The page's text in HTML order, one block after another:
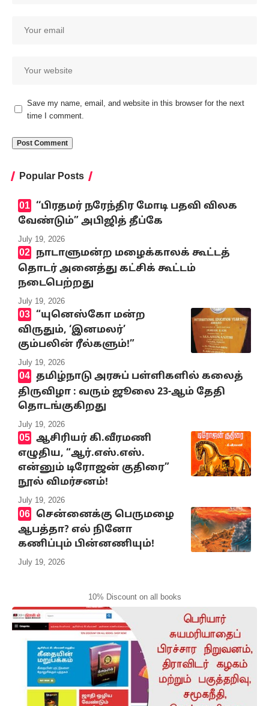
Save my name, email, and website in this browser for the next
time I comment.
Popular Posts
‘‘பிரதமர் நரேந்திர மோடி பதவி விலக
வேண்டும்” அபிஜித் தீப்கே
July 19, 2026
நாடாளுமன்ற மழைக்காலக் கூட்டத்
தொடர் அனைத்து கட்சிக் கூட்டம்
நடைபெற்றது
July 19, 2026
“யுனெஸ்கோ மன்ற
விருதும், ‘இனமலர்’
கும்பலின் ரீல்களும்!”
July 19, 2026
தமிழ்நாடு அரசுப் பள்ளிகளில் கலைத்
திருவிழா : வரும் ஜூலை 23-ஆம் தேதி
தொடங்குகிறது
July 19, 2026
ஆசிரியர் கி.வீரமணி
எழுதிய, “ஆர்.எஸ்.எஸ்.
என்னும் டிரோஜன் குதிரை”
நூல் விமர்சனம்!
July 19, 2026
சென்னைக்கு பெருமழை
ஆபத்தா? எல் நினோ
கணிப்பும் பின்னணியும்!
July 19, 2026
10% Discount on all books